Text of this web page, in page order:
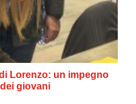
Lorenzo: un impegno
giovani